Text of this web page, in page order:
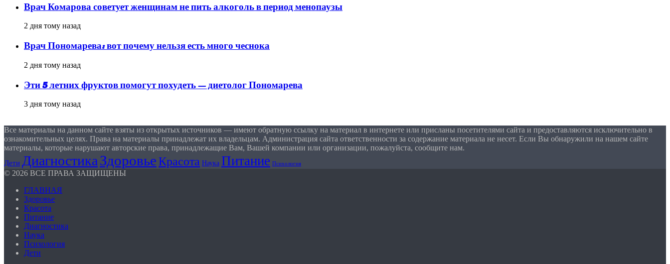
Врач Комарова советует женщинам не пить алкоголь в период менопаузы
2 дня тому назад
Врач Пономарева: вот почему нельзя есть много чеснока
2 дня тому назад
Эти 5 летних фруктов помогут похудеть — диетолог Пономарева
3 дня тому назад
Все материалы на данном сайте взяты из открытых источников — имеют обратную ссылку на материал в интернете или присланы посетителями сайта и предоставляются исключительно в
ознакомительных целях. Права на материалы принадлежат их владельцам. Администрация сайта ответственности за содержание материала не несет. Если Вы обнаружили на нашем сайте
материалы, которые нарушают авторские права, принадлежащие Вам, Вашей компании или организации, пожалуйста, сообщите нам.
Дети ДиагностикаЗдоровьеКрасота Наука Питание Психология
© 2026 ВСЕ ПРАВА ЗАЩИЩЕНЫ
ГЛАВНАЯ
Здоровье
Красота
Питание
Диагностика
Наука
Психология
Дети